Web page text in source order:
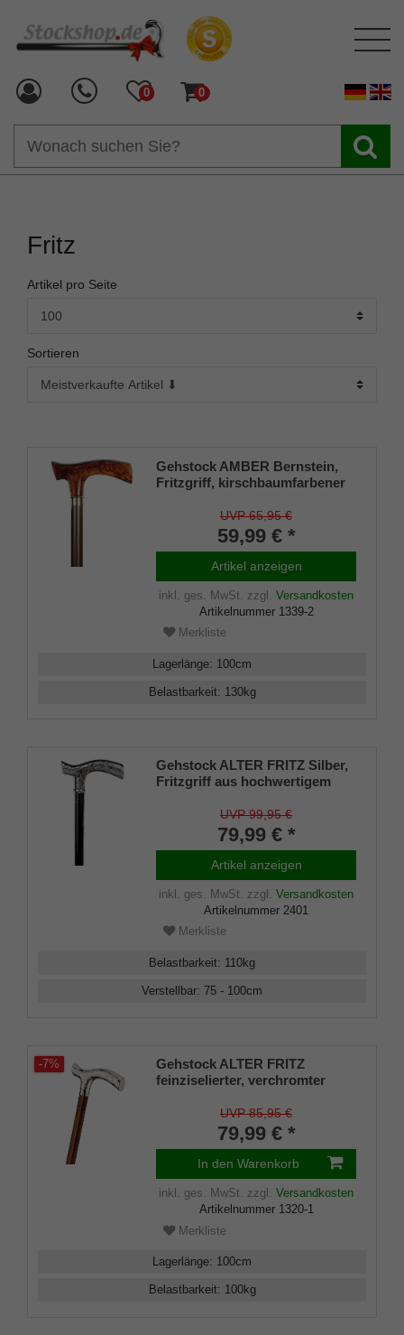
0 0
Fritz
Artikel pro Seite
Sortieren
Gehstock AMBER Bernstein,
Fritzgriff, kirschbaumfarbener
Messing-Designring,
Gummipuffer, belastbar bis 130
UVP 65,95 €
59,99 € *
Artikel anzeigen
inkl. ges. MwSt. zzgl. Versandkosten
Artikelnummer 1339-2
Merkliste
Lagerlänge: 100cm
Belastbarkeit: 130kg
Gehstock ALTER FRITZ Silber,
Fritzgriff aus hochwertigem
aus stabilem Leichtmetall mit
Chromring, höhenverstellbar,
inklusiv Gummipuffer.
UVP 99,95 €
79,99 € *
Artikel anzeigen
inkl. ges. MwSt. zzgl. Versandkosten
Artikelnummer 2401
Merkliste
Belastbarkeit: 110kg
Verstellbar: 75 - 100cm
-7%
Gehstock ALTER FRITZ
feinziselierter, verchromter
auf einen Stock aus
Buchenholz kirschbaumfarben
gebeizt,Chromring,inklusive
Gummipuffer.
UVP 85,95 €
79,99 € *
In den Warenkorb
inkl. ges. MwSt. zzgl. Versandkosten
Artikelnummer 1320-1
Merkliste
Lagerlänge: 100cm
Belastbarkeit: 100kg